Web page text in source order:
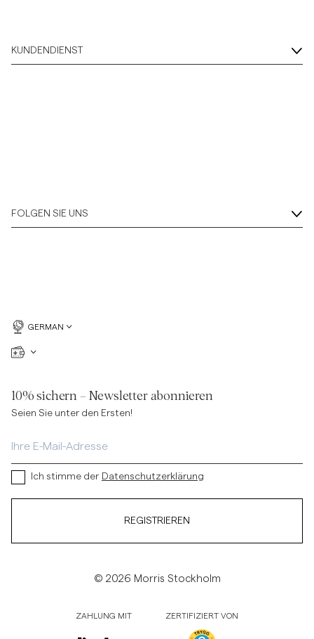
KUNDENDIENST
FOLGEN SIE UNS
GERMAN
10% sichern – Newsletter abonnieren
Seien Sie unter den Ersten!
Ich stimme der Datenschutzerklärung
REGISTRIEREN
© 2026 Morris Stockholm
ZAHLUNG MIT ZERTIFIZIERT VON